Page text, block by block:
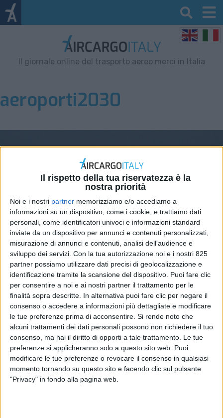
Il rispetto della tua riservatezza è la
nostra priorità
Noi e i nostri partner memorizziamo e/o accediamo a
informazioni su un dispositivo, come i cookie, e trattiamo dati
personali, come identificatori univoci e informazioni standard
inviate da un dispositivo per annunci e contenuti personalizzati,
misurazione di annunci e contenuti, analisi dell'audience e
sviluppo dei servizi. Con la tua autorizzazione noi e i nostri 825
partner possiamo utilizzare dati precisi di geolocalizzazione e
identificazione tramite la scansione del dispositivo. Puoi fare clic
per consentire a noi e ai nostri partner il trattamento per le
finalità sopra descritte. In alternativa puoi fare clic per negare il
consenso o accedere a informazioni più dettagliate e modificare
le tue preferenze prima di acconsentire. Si rende noto che
alcuni trattamenti dei dati personali possono non richiedere il tuo
consenso, ma hai il diritto di opporti a tale trattamento. Le tue
preferenze si applicheranno solo a questo sito web. Puoi
modificare le tue preferenze o revocare il consenso in qualsiasi
momento tornando su questo sito e facendo clic sul pulsante
"Privacy" in fondo alla pagina web.
Il giornale online del trasporto aereo merci in Italia
aeroporti2030
Quattro scali pugliesi
passano ad Aeroporti 2030
ITALIA 20 GIUGNO 2024